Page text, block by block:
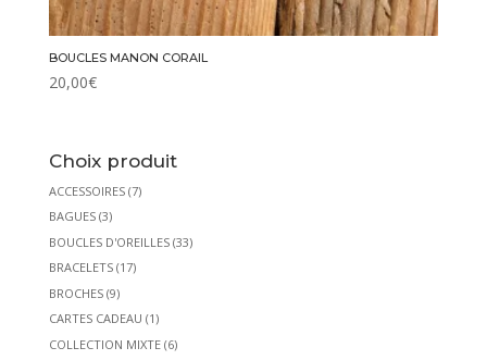
BOUCLES MANON CORAIL
20,00€
Choix produit
ACCESSOIRES (7)
BAGUES (3)
BOUCLES D'OREILLES (33)
BRACELETS (17)
BROCHES (9)
CARTES CADEAU (1)
COLLECTION MIXTE (6)